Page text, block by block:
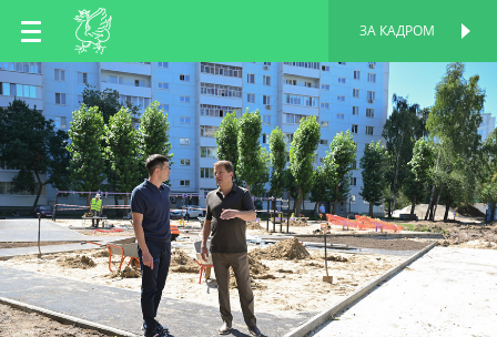
RU
EN
TT
ЗА КАДРОМ
ПЕРСОНАЛЬНАЯ
СТРАНИЦА